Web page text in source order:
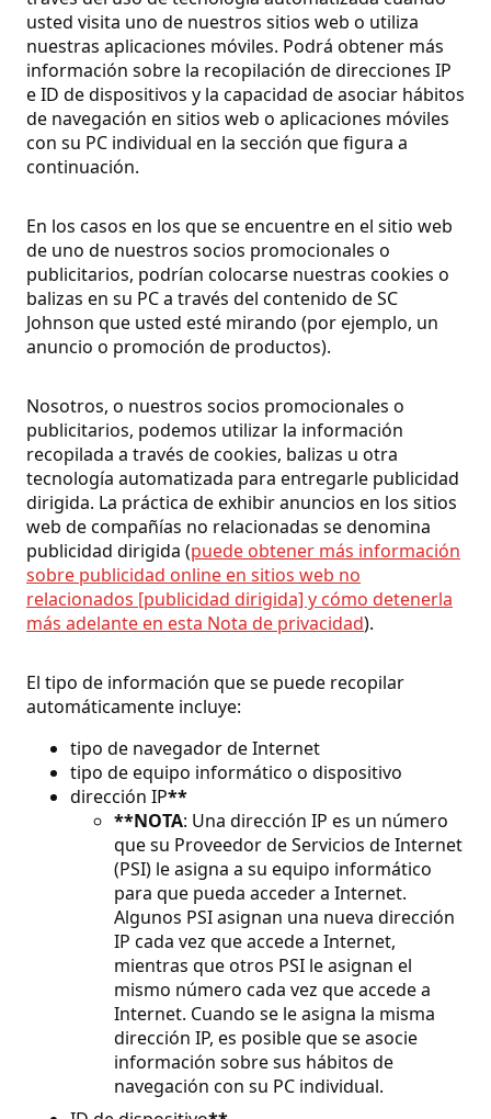
usted visita uno de nuestros sitios web o utiliza
nuestras aplicaciones móviles. Podrá obtener más
información sobre la recopilación de direcciones IP
e ID de dispositivos y la capacidad de asociar hábitos
de navegación en sitios web o aplicaciones móviles
con su PC individual en la sección que figura a
continuación.
En los casos en los que se encuentre en el sitio web
de uno de nuestros socios promocionales o
publicitarios, podrían colocarse nuestras cookies o
balizas en su PC a través del contenido de SC
Johnson que usted esté mirando (por ejemplo, un
anuncio o promoción de productos).
Nosotros, o nuestros socios promocionales o
publicitarios, podemos utilizar la información
recopilada a través de cookies, balizas u otra
tecnología automatizada para entregarle publicidad
dirigida. La práctica de exhibir anuncios en los sitios
web de compañías no relacionadas se denomina
publicidad dirigida (puede obtener más información
sobre publicidad online en sitios web no
relacionados [publicidad dirigida] y cómo detenerla
más adelante en esta Nota de privacidad).
El tipo de información que se puede recopilar
automáticamente incluye:
tipo de navegador de Internet
tipo de equipo informático o dispositivo
dirección IP**
**NOTA: Una dirección IP es un número
que su Proveedor de Servicios de Internet
(PSI) le asigna a su equipo informático
para que pueda acceder a Internet.
Algunos PSI asignan una nueva dirección
IP cada vez que accede a Internet,
mientras que otros PSI le asignan el
mismo número cada vez que accede a
Internet. Cuando se le asigna la misma
dirección IP, es posible que se asocie
información sobre sus hábitos de
navegación con su PC individual.